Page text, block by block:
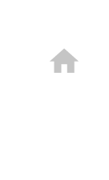
وصايا الخالدين